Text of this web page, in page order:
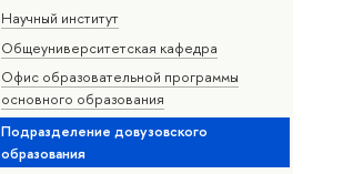
Научный институт
Общеуниверситетская кафедра
Офис образовательной программы
основного образования
Подразделение довузовского
образования